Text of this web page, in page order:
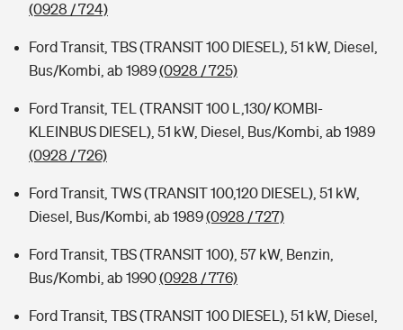
(0928 / 724)
Ford Transit, TBS (TRANSIT 100 DIESEL), 51 kW, Diesel,
Bus/Kombi, ab 1989(0928 / 725)
Ford Transit, TEL (TRANSIT 100 L,130/ KOMBI-
KLEINBUS DIESEL), 51 kW, Diesel, Bus/Kombi, ab 1989
(0928 / 726)
Ford Transit, TWS (TRANSIT 100,120 DIESEL), 51 kW,
Diesel, Bus/Kombi, ab 1989(0928 / 727)
Ford Transit, TBS (TRANSIT 100), 57 kW, Benzin,
Bus/Kombi, ab 1990(0928 / 776)
Ford Transit, TBS (TRANSIT 100 DIESEL), 51 kW, Diesel,